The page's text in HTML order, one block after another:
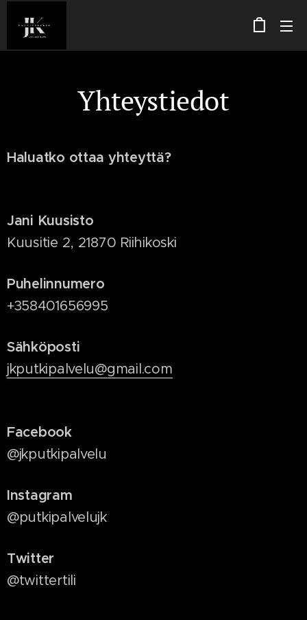
Yhteystiedot
Haluatko ottaa yhteyttä?
Jani Kuusisto
Kuusitie 2, 21870 Riihikoski
Puhelinnumero
+358401656995
Sähköposti
jkputkipalvelu@gmail.com
Facebook
@jkputkipalvelu
Instagram
@putkipalvelujk
Twitter
@twittertili